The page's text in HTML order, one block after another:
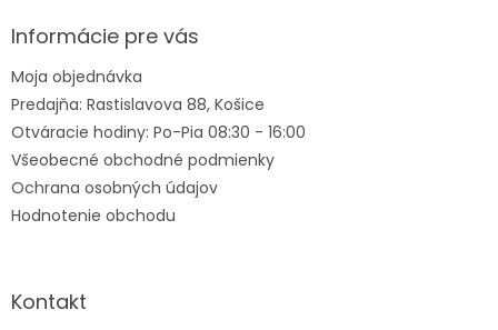
ä
e
Informácie pre vás
Moja objednávka
Predajňa: Rastislavova 88, Košice
Otváracie hodiny: Po-Pia 08:30 - 16:00
Všeobecné obchodné podmienky
Ochrana osobných údajov
Hodnotenie obchodu
Kontakt